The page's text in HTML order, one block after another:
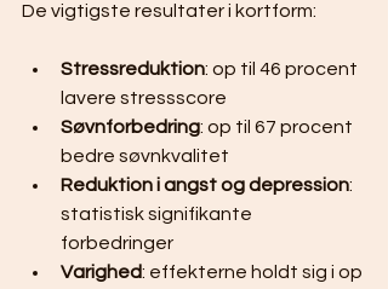
De vigtigste resultater i kortform:
Stressreduktion: op til 46 procent
lavere stressscore
Søvnforbedring: op til 67 procent
bedre søvnkvalitet
Reduktion i angst og depression:
statistisk signifikante
forbedringer
Varighed: effekterne holdt sig i op